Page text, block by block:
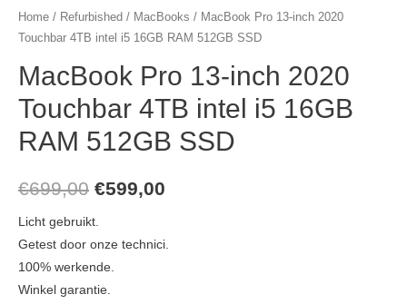
Home / Refurbished / MacBooks / MacBook Pro 13-inch 2020
Touchbar 4TB intel i5 16GB RAM 512GB SSD
MacBook Pro 13-inch 2020
Touchbar 4TB intel i5 16GB
RAM 512GB SSD
€699,00 Original
price
€699,00.
€599,00
Licht gebruikt.
Getest door onze technici.
100% werkende.
Winkel garantie.